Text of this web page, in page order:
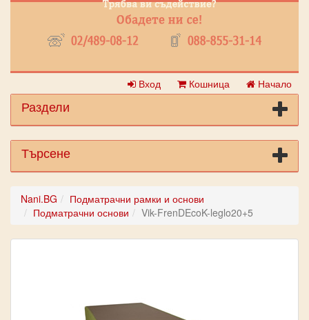
Вход Кошница Начало
Раздели
Търсене
Nani.BG
Подматрачни рамки и основи
Подматрачни основи
Vik-FrenDEcoK-leglo20+5